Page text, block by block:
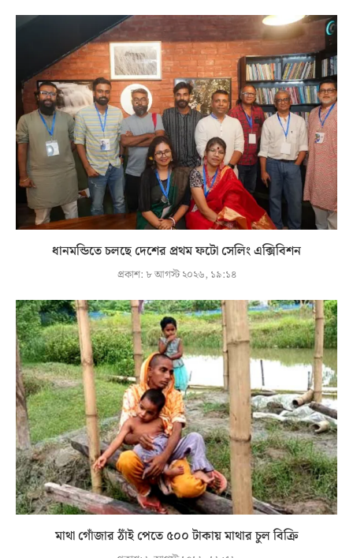
ধানমন্ডিতে চলছে দেশের প্রথম ফটো সেলিং এক্সিবিশন
প্রকাশ: ৮ আগস্ট ২০২৬, ১৯:১৪
মাথা গোঁজার ঠাঁই পেতে ৫০০ টাকায় মাথার চুল বিক্রি